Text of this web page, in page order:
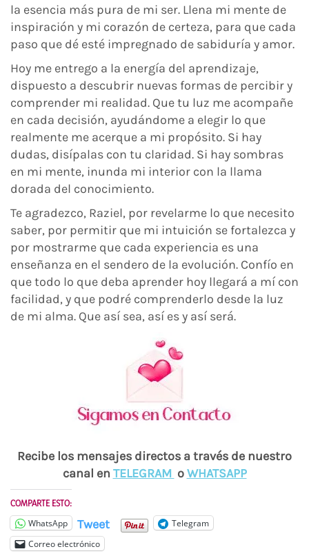
la esencia más pura de mi ser. Llena mi mente de
inspiración y mi corazón de certeza, para que cada
paso que dé esté impregnado de sabiduría y amor.
Hoy me entrego a la energía del aprendizaje,
dispuesto a descubrir nuevas formas de percibir y
comprender mi realidad. Que tu luz me acompañe
en cada decisión, ayudándome a elegir lo que
realmente me acerque a mi propósito. Si hay
dudas, disípalas con tu claridad. Si hay sombras
en mi mente, inunda mi interior con la llama
dorada del conocimiento.
Te agradezco, Raziel, por revelarme lo que necesito
saber, por permitir que mi intuición se fortalezca y
por mostrarme que cada experiencia es una
enseñanza en el sendero de la evolución. Confío en
que todo lo que deba aprender hoy llegará a mí con
facilidad, y que podré comprenderlo desde la luz
de mi alma. Que así sea, así es y así será.
Recibe los mensajes directos a través de nuestro
canal en TELEGRAM oWHATSAPP
COMPARTE ESTO:
WhatsApp Tweet
Telegram
Correo electrónico